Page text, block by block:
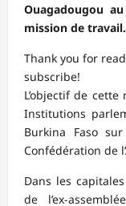
Ouagadougou
mission de travail.
Thank you for
subscribe!
L’objectif de
Institutions
Burkina Faso
Confédération de
Dans les
de l’ex-